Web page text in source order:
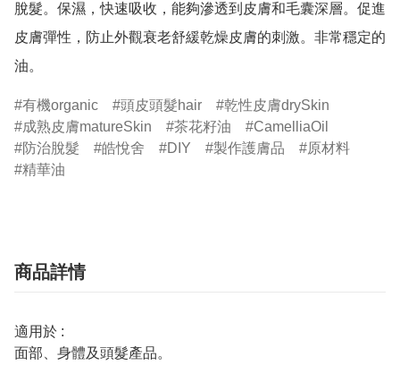
脫髮。保濕，快速吸收，能夠滲透到皮膚和毛囊深層。促進
皮膚彈性，防止外觀衰老舒緩乾燥皮膚的刺激。非常穩定的
油。
有機organic 頭皮頭髮hair
乾性皮膚drySkin
成熟皮膚matureSkin
茶花籽油
CamelliaOil
防治脫髮
皓悅舍 DIY 製作護膚品
原材料
精華油
商品詳情
適用於 :
面部、身體及頭髮產品。